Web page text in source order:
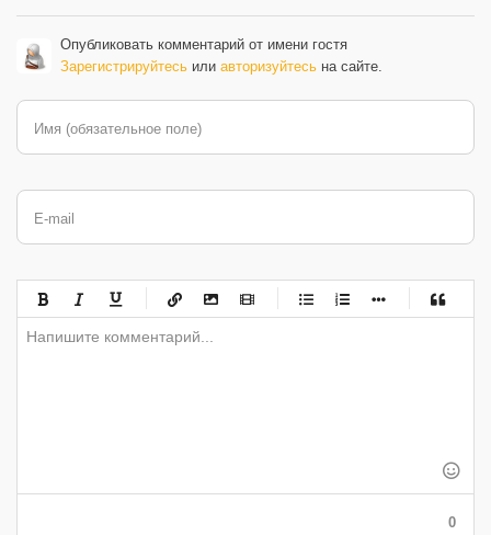
Опубликовать комментарий от имени гостя
Зарегистрируйтесь или авторизуйтесь на сайте.
Имя (обязательное поле)
E-mail
0